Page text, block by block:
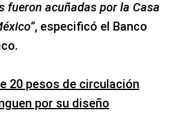
fueron acuñadas por la Casa
, especificó el Banco
20 pesos de circulación
por su diseño